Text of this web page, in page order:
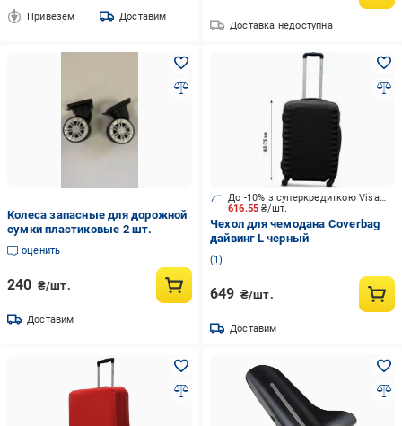
Привезём Доставим
Доставка недоступна
Колеса запасные для дорожной
сумки пластиковые 2 шт.
оценить
240 ₴/шт.
Доставим
616.55₴/шт.
До -10% з суперкредиткою Visa Вигода
Чехол для чемодана Coverbag
дайвинг L черный
1
649 ₴/шт.
Доставим